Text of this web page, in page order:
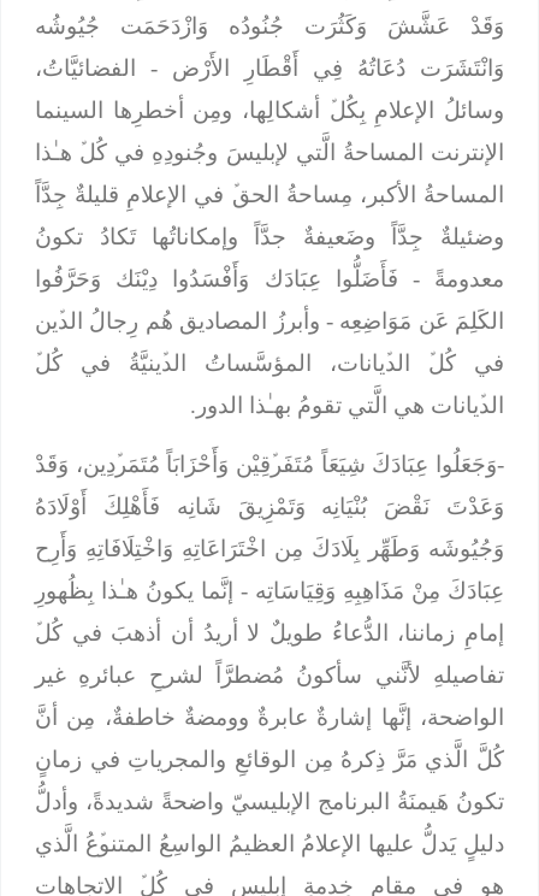
وَقَدْ عَشَّشَ وَكَثُرَت جُنُودُه وَازْدَحَمَت جُيُوشُه
وَانْتَشَرَت دُعَاتُهُ فِي أَقْطَارِ الأَرْض - الفضائيَّاتُ،
وسائلُ الإعلامِ بِكُلﱢ أشكالِها، ومِن أخطرِها السينما
الإنترنت المساحةُ الَّتي لإبليسَ وجُنودِهِ في كُلﱢ هـٰذا
المساحةُ الأكبر، مِساحةُ الحقﱢ في الإعلامِ قليلةٌ جِدَّاً
وضئيلةٌ جِدَّاً وضَعيفةٌ جدَّاً وإمكاناتُها تَكادُ تكونُ
معدومةً -
فَأَضَلُّوا عِبَادَك وَأَفْسَدُوا دِيْنَك وَحَرَّفُوا
الكَلِمَ عَن مَوَاضِعِه- وأبرزُ المصاديق هُم رِجالُ الدﱢين
في كُلﱢ الدﱢيانات، المؤسَّساتُ الدﱢينيَّةُ في كُلﱢ
الدﱢيانات هي الَّتي تقومُ بهـٰذا الدور.
-وَجَعَلُوا عِبَادَكَ شِيَعَاً مُتَفَرﱢقِيْن وَأَحْزَابَاً مُتَمَرﱢدِين، وَقَدْ
وَعَدْتَ نَقْضَ بُنْيَانِه وَتَمْزِيقَ شَانِه فَأَهْلِكَ أَوْلَادَهُ
وَجُيُوشَه
وَطَهِّر بِلَادَكَ مِن اخْتَرَاعَاتِهِ وَاخْتِلَافَاتِهِ وَأَرِح
عِبَادَكَ مِنْ مَذَاهِبِهِ وَقِيَاسَاتِه - إنَّما يكونُ هـٰذا بِظُهورِ
إمامِ زماننا، الدُّعاءُ طويلٌ لا أريدُ أن أذهبَ في كُلﱢ
تفاصيلهِ لأنَّني سأكونُ مُضطرَّاً لشرحِ عبائرهِ غير
الواضحة، إنَّها إشارةٌ عابرةٌ وومضةٌ خاطفةٌ، مِن أنَّ
كُلَّ الَّذي مَرَّ ذِكرهُ مِن الوقائعِ والمجرياتِ في زمانٍ
تكونُ هَيمنَةُ البرنامج الإبليسيّ واضحةً شديدةً، وأدلُّ
دليلٍ يَدلُّ عليها الإعلامُ العظيمُ الواسِعُ المتنوﱢعُ الَّذي
هو في مقامِ خِدمةِ إبليس في كُلﱢ الاتجاهات